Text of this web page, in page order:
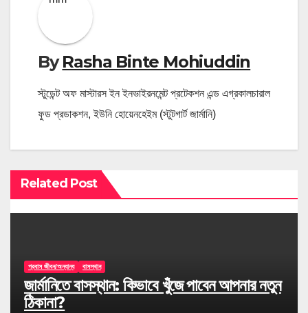
ByRasha Binte Mohiuddin
স্টুডেন্ট অফ মাস্টারস ইন ইনভাইরনমেন্ট প্রটেকশন এন্ড এগ্রকালচারাল
ফুড প্রডাকশন, ইউনি হোয়েনহেইম (স্টুটগার্ট জার্মানি)
Related Post
প্রবাস জীবন/অন্যান্য বাসস্থান
জার্মানিতে বাসস্থান: কিভাবে খুঁজে পাবেন আপনার নতুন
ঠিকানা?